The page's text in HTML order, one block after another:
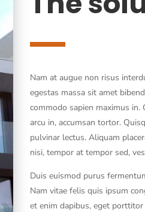
Nam at augue non risus
egestas massa sit amet
commodo sapien maximus in.
arcu in, accumsan tortor.
pulvinar lectus. Aliquam
nisi, tempor at tempor sed,
Duis euismod purus
Nam vitae felis quis ipsum
et enim dapibus, eget